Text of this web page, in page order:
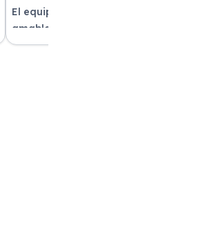
El equipo fue muy profesional y
amable durante todo el proceso. La
entrega del vehículo fue rapidísima